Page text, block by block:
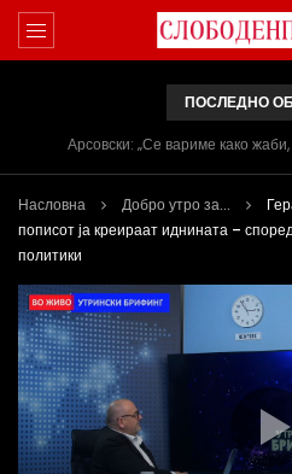
ПОСЛЕДНО
Арсовски: „Се вариме како
Насловна Добро утро за...
пописот ја креираат иднината –
политики